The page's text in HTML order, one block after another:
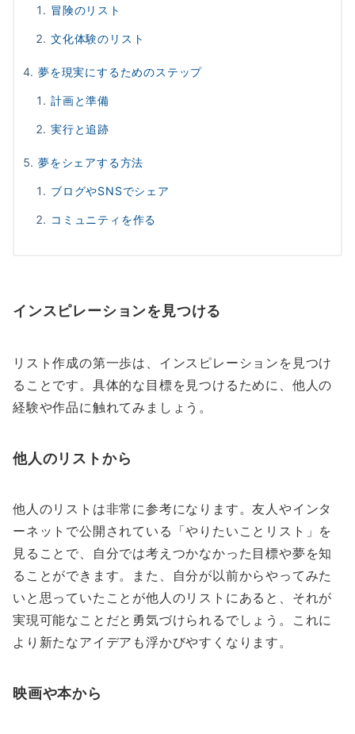
冒険のリスト
文化体験のリスト
夢を現実にするためのステップ
計画と準備
実行と追跡
夢をシェアする方法
ブログやSNSでシェア
コミュニティを作る
インスピレーションを見つける
リスト作成の第一歩は、インスピレーションを見つけ
ることです。具体的な目標を見つけるために、他人の
経験や作品に触れてみましょう。
他人のリストから
他人のリストは非常に参考になります。友人やインタ
ーネットで公開されている「やりたいことリスト」を
見ることで、自分では考えつかなかった目標や夢を知
ることができます。また、自分が以前からやってみた
いと思っていたことが他人のリストにあると、それが
実現可能なことだと勇気づけられるでしょう。これに
より新たなアイデアも浮かびやすくなります。
映画や本から